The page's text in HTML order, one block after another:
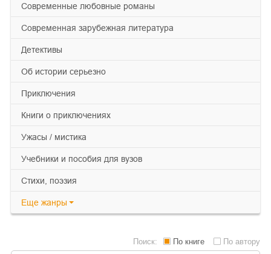
современные любовные романы
современная зарубежная литература
детективы
об истории серьезно
приключения
книги о приключениях
ужасы / мистика
учебники и пособия для вузов
cтихи, поэзия
Еще жанры
Поиск: По книге По автору